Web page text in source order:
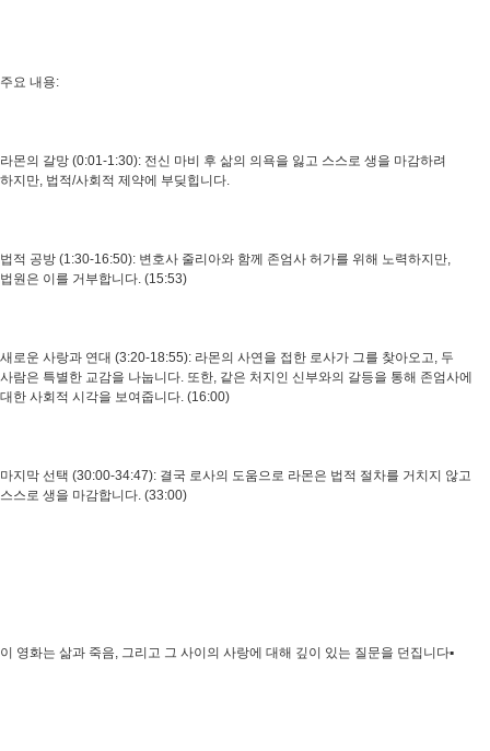
주요 내용:
라몬의 갈망 (0:01-1:30): 전신 마비 후 삶의 의욕을 잃고 스스로 생을 마감하려
하지만, 법적/사회적 제약에 부딪힙니다.
법적 공방 (1:30-16:50): 변호사 줄리아와 함께 존엄사 허가를 위해 노력하지만,
법원은 이를 거부합니다. (15:53)
새로운 사랑과 연대 (3:20-18:55): 라몬의 사연을 접한 로사가 그를 찾아오고, 두
사람은 특별한 교감을 나눕니다. 또한, 같은 처지인 신부와의 갈등을 통해 존엄사에
대한 사회적 시각을 보여줍니다. (16:00)
마지막 선택 (30:00-34:47): 결국 로사의 도움으로 라몬은 법적 절차를 거치지 않고
스스로 생을 마감합니다. (33:00)
이 영화는 삶과 죽음, 그리고 그 사이의 사랑에 대해 깊이 있는 질문을 던집니다▪️